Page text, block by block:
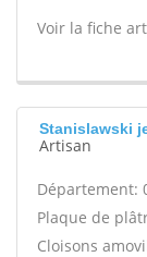
Voir la fiche
Stanislawski
Artisan
Département:
Plaque de
Cloisons